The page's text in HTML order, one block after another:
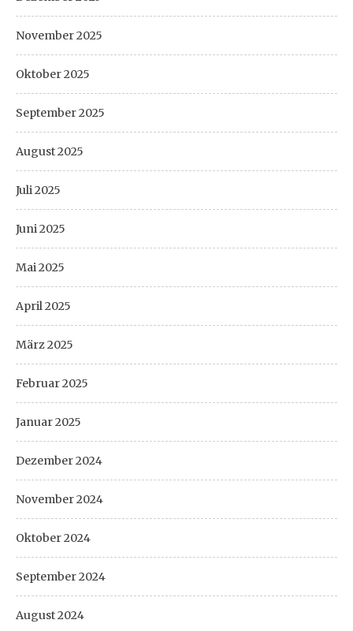
November 2025
Oktober 2025
September 2025
August 2025
Juli 2025
Juni 2025
Mai 2025
April 2025
März 2025
Februar 2025
Januar 2025
Dezember 2024
November 2024
Oktober 2024
September 2024
August 2024